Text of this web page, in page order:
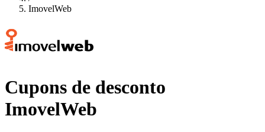
ImovelWeb
Cupons de desconto
ImovelWeb